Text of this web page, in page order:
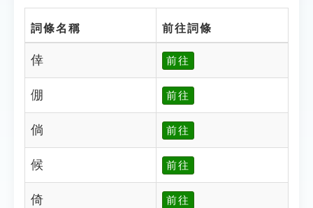
詞條名稱 前往詞條
倖 前往
倗 前往
倘 前往
候 前往
倚 前往